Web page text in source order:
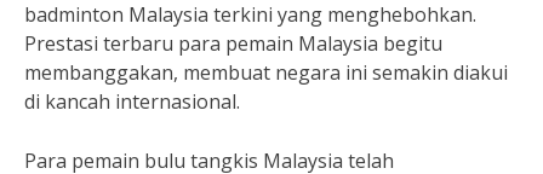
badminton Malaysia terkini yang menghebohkan.
Prestasi terbaru para pemain Malaysia begitu
membanggakan, membuat negara ini semakin diakui
di kancah internasional.
Para pemain bulu tangkis Malaysia telah